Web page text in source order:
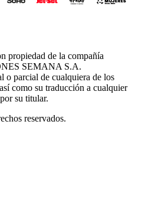
propiedad de la compañía
SEMANA S.A.
o parcial de cualquiera de los
como su traducción a cualquier
su titular.
reservados.